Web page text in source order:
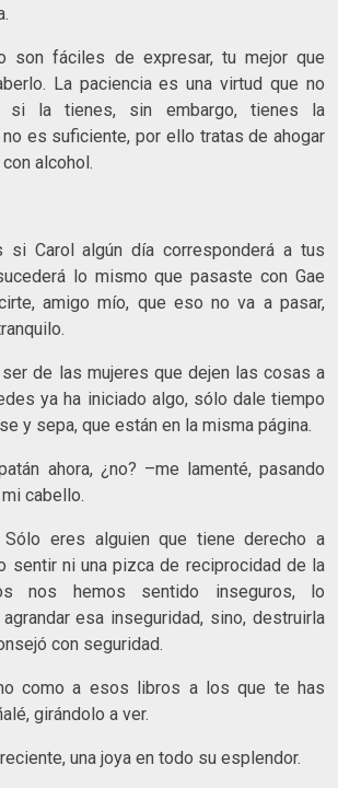
son fáciles de expresar, tu mejor que
La paciencia es una virtud que no
si la tienes, sin embargo, tienes la
es suficiente, por ello tratas de ahogar
alcohol.
si Carol algún día corresponderá a tus
lo mismo que pasaste con Gae
amigo mío, que eso no va a pasar,
de las mujeres que dejen las cosas a
ya ha iniciado algo, sólo dale tiempo
y sepa, que están en la misma página.
ahora, ¿no? –me lamenté, pasando
cabello.
eres alguien que tiene derecho a
sentir ni una pizca de reciprocidad de la
nos hemos sentido inseguros, lo
esa inseguridad, sino, destruirla
con seguridad.
como a esos libros a los que te has
girándolo a ver.
una joya en todo su esplendor.